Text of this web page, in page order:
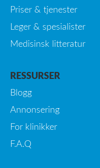
Priser & tjenester
Leger & spesialister
Medisinsk litteratur
RESSURSER
Blogg
Annonsering
For klinikker
F.A.Q